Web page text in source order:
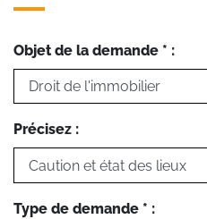
Objet de la demande * :
Précisez :
Type de demande * :